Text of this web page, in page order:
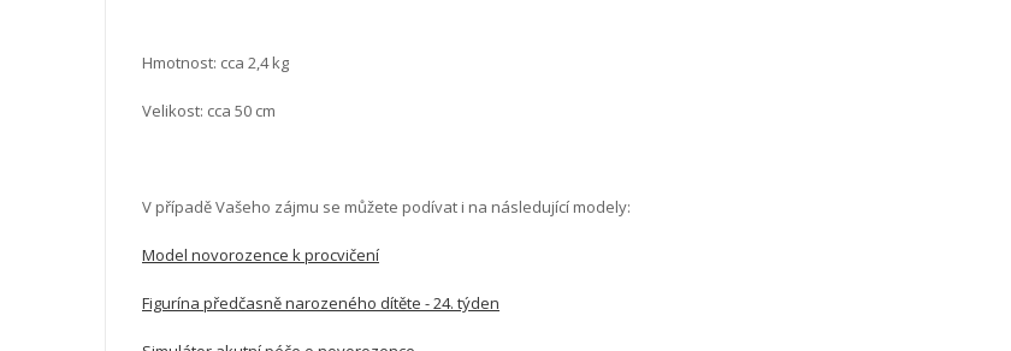
Hmotnost: cca 2,4 kg
Velikost: cca 50 cm
V případě Vašeho zájmu se můžete podívat i na následující modely:
Model novorozence k procvičení
Figurína předčasně narozeného dítěte - 24. týden